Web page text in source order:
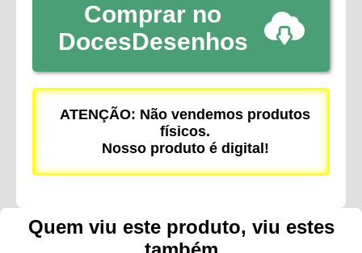
Comprar no
DocesDesenhos
ATENÇÃO: Não vendemos produtos
físicos.
Nosso produto é digital!
Quem viu este produto, viu estes